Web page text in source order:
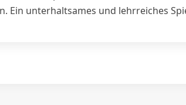
Ein unterhaltsames und lehrreiches